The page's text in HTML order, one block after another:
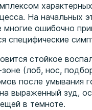
На
многие ошибочно
специфические
стойкое
(лоб, нос,
после умывания
выраженный зуд,
в темноте.